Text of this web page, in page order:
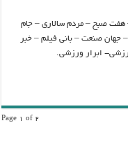
هفت صبح – مردم سالاری – جام
جهان صنعت – بانی فیلم – خبر
Page 1 of 2